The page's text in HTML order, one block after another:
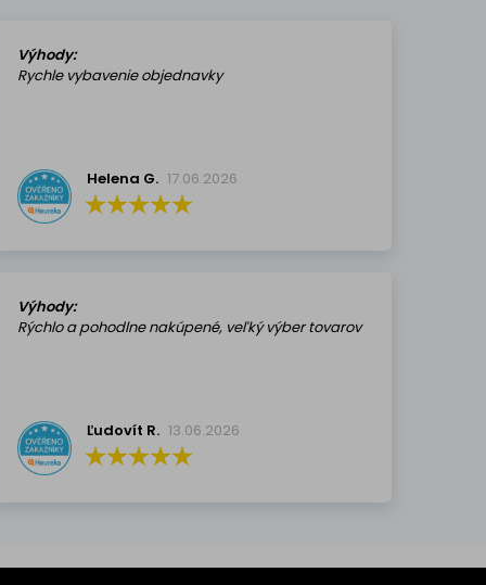
Výhody:
Rychle vybavenie objednavky
Helena G. 17.06.2026
Výhody:
Rýchlo a pohodlne nakúpené, veľký výber tovarov
Ľudovít R. 13.06.2026